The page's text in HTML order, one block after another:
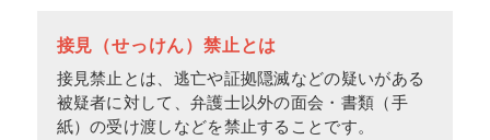
接見（せっけん）禁止とは
接見禁止とは、逃亡や証拠隠滅などの疑いがある
被疑者に対して、弁護士以外の面会・書類（手
紙）の受け渡しなどを禁止することです。